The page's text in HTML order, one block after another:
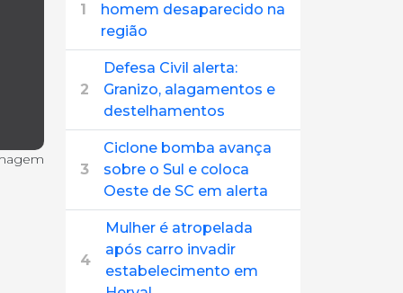
1
homem desaparecido na
região
2
Defesa Civil alerta:
Granizo, alagamentos e
destelhamentos
3
Ciclone bomba avança
sobre o Sul e coloca
Oeste de SC em alerta
4
Mulher é atropelada
após carro invadir
estabelecimento em